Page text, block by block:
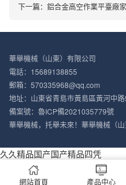
下一篇： 鋁合金高空作業平臺廠
華舉機械（山東）有限公司
電話：15689138855
郵箱：570335968@qq.com
地址：山東省青島市黃島區黃河中
備案號： 魯ICP備2021035779號
華舉機械，托舉未來！華舉機械（
網站首頁 產品中心
久久精品国产国产精品四凭